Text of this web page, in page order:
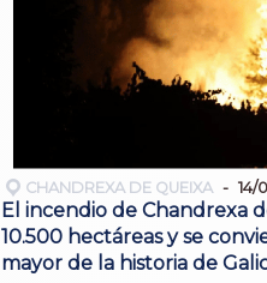
CHANDREXA DE QUEIXA 14/
El incendio de Chandrexa
10.500 hectáreas y se
mayor de la historia de